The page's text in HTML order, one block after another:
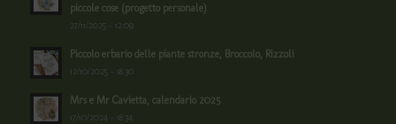
piccole cose (progetto personale)
27/11/2025 - 12:09
Piccolo erbario delle piante stronze, Broccolo, Rizzoli
12/10/2025 - 18:30
Mrs e Mr Cavietta, calendario 2025
17/10/2024 - 18:34